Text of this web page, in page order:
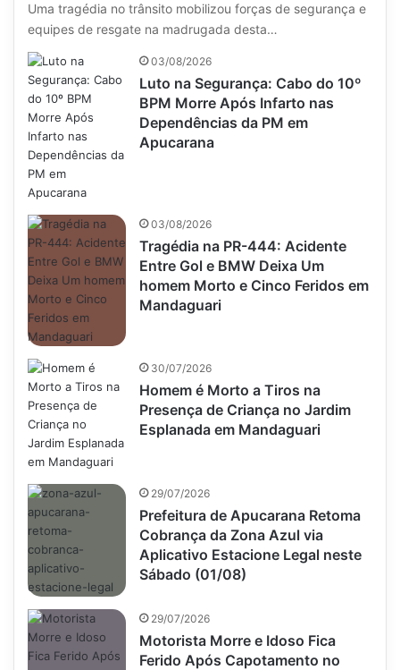
Uma tragédia no trânsito mobilizou forças de segurança e
equipes de resgate na madrugada desta…
03/08/2026
Luto na Segurança: Cabo do 10º
BPM Morre Após Infarto nas
Dependências da PM em
Apucarana
03/08/2026
Tragédia na PR-444: Acidente
Entre Gol e BMW Deixa Um
homem Morto e Cinco Feridos em
Mandaguari
30/07/2026
Homem é Morto a Tiros na
Presença de Criança no Jardim
Esplanada em Mandaguari
29/07/2026
Prefeitura de Apucarana Retoma
Cobrança da Zona Azul via
Aplicativo Estacione Legal neste
Sábado (01/08)
29/07/2026
Motorista Morre e Idoso Fica
Ferido Após Capotamento no